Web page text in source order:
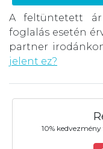
A feltüntetett ár
foglalás esetén
partner
jelent ez?
10%